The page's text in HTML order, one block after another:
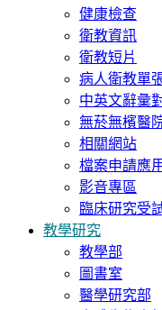
健康檢查
衛教資訊
衛教短片
病人衛教單
中英文辭彙
無菸無檳醫
相關網站
檔案申請應
影音專區
臨床研究受
教學研究
教學部
圖書室
醫學研究部